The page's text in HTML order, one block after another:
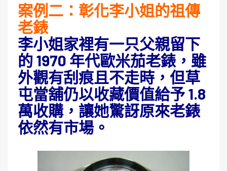
案例二：彰化李小姐的祖傳
老錶
李小姐家裡有一只父親留下
的 1970 年代歐米茄老錶，雖
外觀有刮痕且不走時，但草
屯當舖仍以收藏價值給予 1.8
萬收購，讓她驚訝原來老錶
依然有市場。